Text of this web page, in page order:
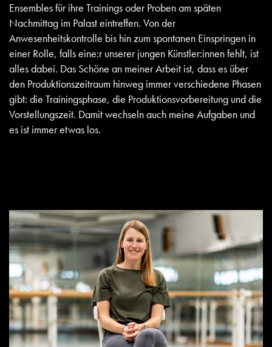
Ensembles für ihre Trainings oder Proben am späten
Nachmittag im Palast eintreffen. Von der
Anwesenheitskontrolle bis hin zum spontanen Einspringen in
einer Rolle, falls eine:r unserer jungen Künstler:innen fehlt, ist
alles dabei. Das Schöne an meiner Arbeit ist, dass es über
den Produktionszeitraum hinweg immer verschiedene Phasen
gibt: die Trainingsphase, die Produktionsvorbereitung und die
Vorstellungszeit. Damit wechseln auch meine Aufgaben und
es ist immer etwas los.